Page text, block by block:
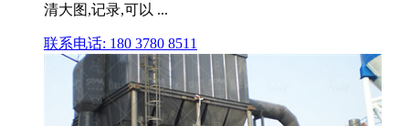
清大图,记录,可以 ...
联系电话: 180 3780 8511